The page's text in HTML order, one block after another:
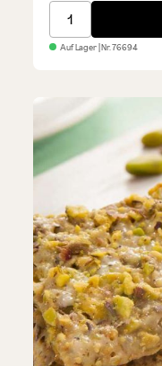
Pistaziencreme
Auf Lager| Nr.76694